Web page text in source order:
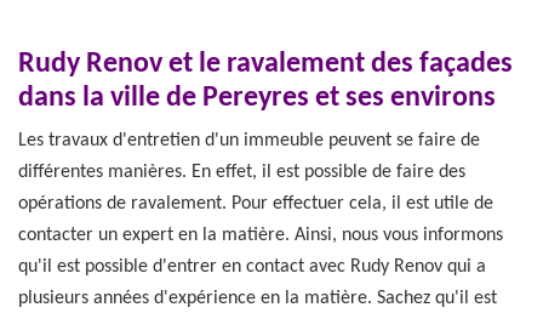
Rudy Renov et le ravalement des façades
dans la ville de Pereyres et ses environs
Les travaux d'entretien d'un immeuble peuvent se faire de
différentes manières. En effet, il est possible de faire des
opérations de ravalement. Pour effectuer cela, il est utile de
contacter un expert en la matière. Ainsi, nous vous informons
qu'il est possible d'entrer en contact avec Rudy Renov qui a
plusieurs années d'expérience en la matière. Sachez qu'il est